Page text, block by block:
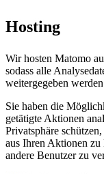
Hosting
Wir hosten Matomo
sodass alle
weitergegeben
Sie haben die
getätigte Aktionen
Privatsphäre
aus Ihren Aktionen
andere Benutzer zu